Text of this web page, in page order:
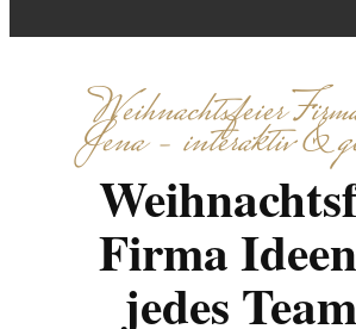
Weihnachtsfeier
Jena – interaktiv &
Firma
jedes